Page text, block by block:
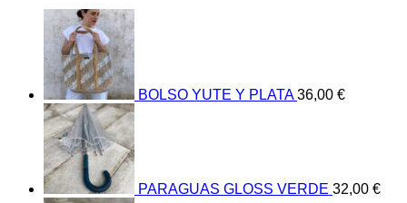
BOLSO YUTE Y PLATA 36,00 €
PARAGUAS GLOSS VERDE 32,00 €